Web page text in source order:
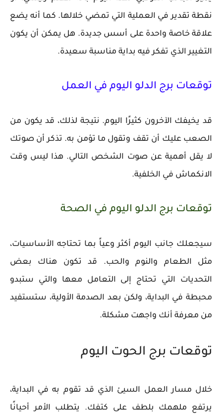
نقطة تقدير في العملية التي تمضي خلالها. كما أنه يضع
علاقة خاصة واحدة على أسس جديدة. هل يمكن أن يكون
التغيير الذي تفكر فيه بداية مناسبة سعيدة.
توقعات برج الدلو اليوم في العمل
قد يخيفك الآخرون كثيرًا اليوم. نتيجة لذلك، قد يكون من
الصعب عليك أن تقف وتقول ما تؤمن به. تذكر أن صوتك
لا يقل أهمية عن صوت الشخص التالي. هذا ليس وقت
الانكماش في الخلفية.
توقعات برج الدلو اليوم في الصحة
سيجعلك جانب اليوم أكثر وعياً بما تحتاجه الأساسيات،
مثل الطعام والنوم والحب. قد تكون هناك بعض
التحديات التي تحتاج إلى التعامل معها والتي ستبدو
محبطة في البداية، ولكن بعد الصدمة الأولية، ستستفيد
من معرفة أنك واجهت مشكلة.
توقعات برج الحوت اليوم
خلال مسار العمل السيئ الذي قد تقوم به في البداية،
يرتفع ملهمك بلطف على كتفك. يتطلب الأمر أحيانًا